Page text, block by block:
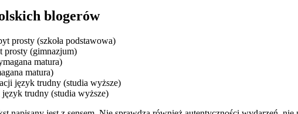
blogerów
prosty (szkoła podstawowa)
prosty (gimnazjum)
matura)
matura)
język trudny (studia wyższe)
trudny (studia wyższe)